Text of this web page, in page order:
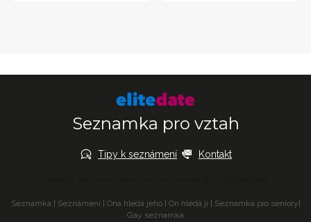
Seznamka pro vztah
Tipy k seznámení Kontakt
Seznamka Seznámení Ona hledá jeho| On hledá ji Seznamka pro seniory
Gay seznamka